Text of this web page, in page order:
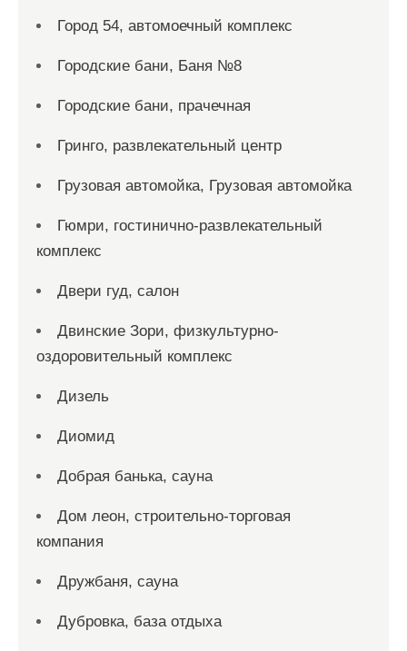
Город 54, автомоечный комплекс
Городские бани, Баня №8
Городские бани, прачечная
Гринго, развлекательный центр
Грузовая автомойка, Грузовая автомойка
Гюмри, гостинично-развлекательный
комплекс
Двери гуд, салон
Двинские Зори, физкультурно-
оздоровительный комплекс
Дизель
Диомид
Добрая банька, сауна
Дом леон, строительно-торговая
компания
Дружбаня, сауна
Дубровка, база отдыха